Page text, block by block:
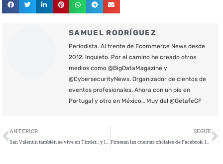
SAMUEL RODRÍGUEZ
Periodista. Al frente de Ecommerce News desde
2012. Inquieto. Por el camino he creado otros
medios como @BigDataMagazine y
@CybersecurityNews. Organizador de cientos de
eventos profesionales. Ahora con un pie en
Portugal y otro en México… Muy del @GetafeCF
Ant
ANTERIOR
San Valentín también se vive en Tinder… y los ciberdelincuentes lo saben
SEGUE
Piratean las cuentas oficiales de Facebook, Instagram y Twitter